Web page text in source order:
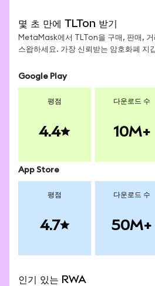
자산과 달리, 토큰화된 실물 자산
출, 담보 제공, 이자 농사에 사용
높은 수치를 기록하고 있습니다.
RWA는 이들이 대표하는 실물 자
(Ondo Tokenized)과 같은 토큰
근하는 방법에 대한 추가 정보는
가이드를 참조하세요.
몇 초 만에 TLTon 받기
MetaMask에서 TLTon을 구매, 판매, 거
스왑하세요. 가장 신뢰받는 암호화폐 지
Google Play
평점
4.4
다운로드 수
10M+
App Store
평점
4.7
다운로드 수
50M+
인기 있는 RWA